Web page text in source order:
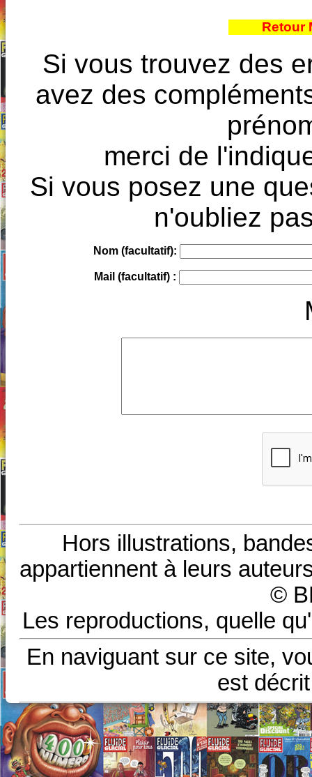
Retour
Si vous trouvez des
avez des
merci de
Si vous posez une
n'oubliez
Nom (facultatif):
Mail (facultatif) :
Hors illustrations,
appartiennent à leurs
©
Les reproductions, quelle
En naviguant sur ce site,
est